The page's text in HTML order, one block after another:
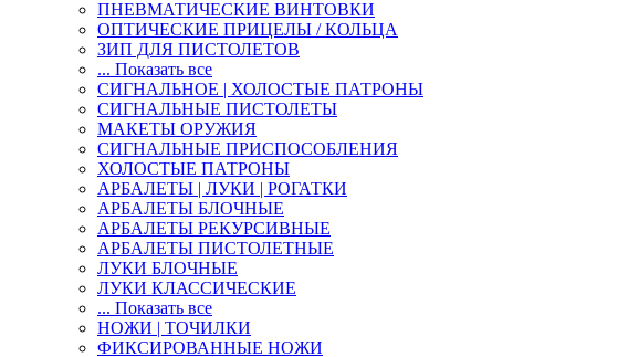
ПНЕВМАТИЧЕСКИЕ ВИНТОВКИ
ОПТИЧЕСКИЕ ПРИЦЕЛЫ / КОЛЬЦА
ЗИП ДЛЯ ПИСТОЛЕТОВ
... Показать все
СИГНАЛЬНОЕ | ХОЛОСТЫЕ ПАТРОНЫ
СИГНАЛЬНЫЕ ПИСТОЛЕТЫ
МАКЕТЫ ОРУЖИЯ
СИГНАЛЬНЫЕ ПРИСПОСОБЛЕНИЯ
ХОЛОСТЫЕ ПАТРОНЫ
АРБАЛЕТЫ | ЛУКИ | РОГАТКИ
АРБАЛЕТЫ БЛОЧНЫЕ
АРБАЛЕТЫ РЕКУРСИВНЫЕ
АРБАЛЕТЫ ПИСТОЛЕТНЫЕ
ЛУКИ БЛОЧНЫЕ
ЛУКИ КЛАССИЧЕСКИЕ
... Показать все
НОЖИ | ТОЧИЛКИ
ФИКСИРОВАННЫЕ НОЖИ